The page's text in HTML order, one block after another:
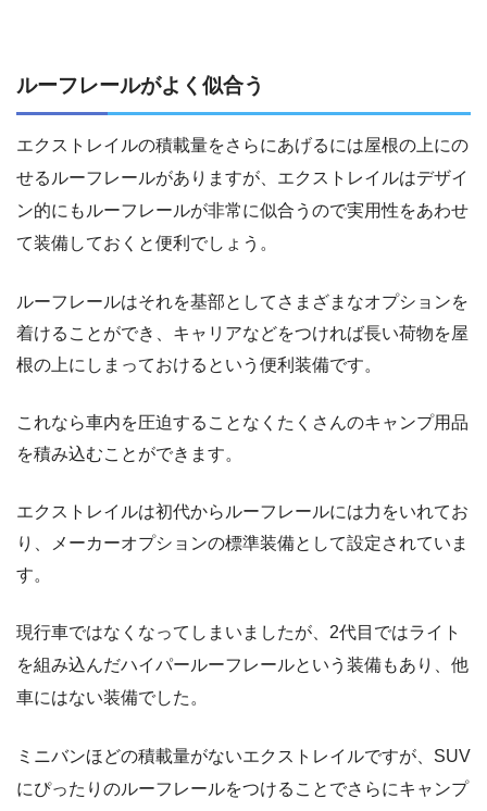
ルーフレールがよく似合う
エクストレイルの積載量をさらにあげるには屋根の上にの
せるルーフレールがありますが、エクストレイルはデザイ
ン的にもルーフレールが非常に似合うので実用性をあわせ
て装備しておくと便利でしょう。
ルーフレールはそれを基部としてさまざまなオプションを
着けることができ、キャリアなどをつければ長い荷物を屋
根の上にしまっておけるという便利装備です。
これなら車内を圧迫することなくたくさんのキャンプ用品
を積み込むことができます。
エクストレイルは初代からルーフレールには力をいれてお
り、メーカーオプションの標準装備として設定されていま
す。
現行車ではなくなってしまいましたが、2代目ではライト
を組み込んだハイパールーフレールという装備もあり、他
車にはない装備でした。
ミニバンほどの積載量がないエクストレイルですが、SUV
にぴったりのルーフレールをつけることでさらにキャンプ